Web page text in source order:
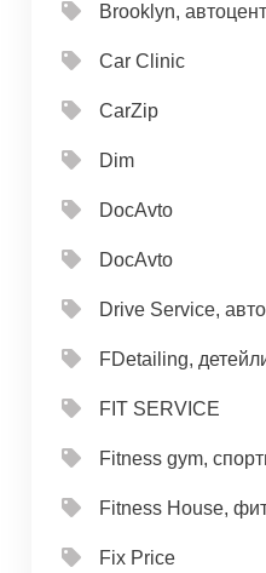
Brooklyn,
Car Clinic
CarZip
Dim
DocAvto
DocAvto
Drive Service,
FDetailing,
FIT SERVICE
Fitness gym,
Fitness House,
Fix Price